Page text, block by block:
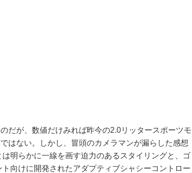
だが、数値だけみれば昨今の2.0リッタースポーツモ
はない。しかし、冒頭のカメラマンが漏らした感想
明らかに一線を画す迫力のあるスタイリングと、ゴ
向けに開発されたアダプティブシャシーコントロー